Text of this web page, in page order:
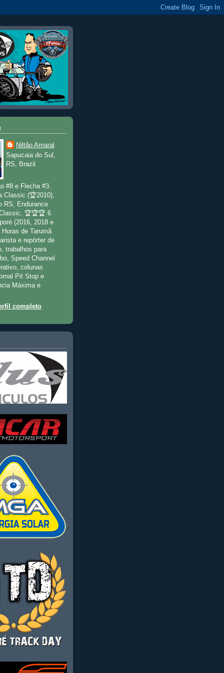
Niltão Amaral
Sapucaia do Sul,
RS, Brazil
#8 e Flecha #3.
Classic (🏆2010),
RS, Endurance
🏆🏆🏆 6
(2016, 2018 e
de Tarumã
e repórter de
trabalhos para
Speed Channel
colunas
Pit Stop e
Máxima e
completo